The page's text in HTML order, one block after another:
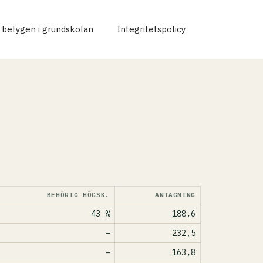
i grundskolan Integritetspolicy
BEHÖRIG HÖGSK. ANTAGNING
43 %
188,6
–
232,5
–
163,8